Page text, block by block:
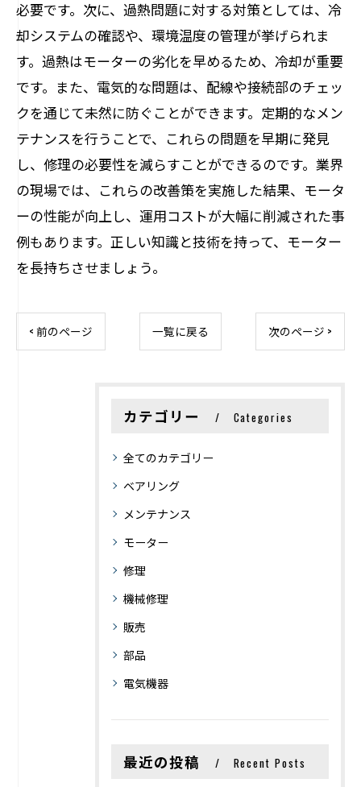
必要です。次に、過熱問題に対する対策としては、冷
却システムの確認や、環境温度の管理が挙げられま
す。過熱はモーターの劣化を早めるため、冷却が重要
です。また、電気的な問題は、配線や接続部のチェッ
クを通じて未然に防ぐことができます。定期的なメン
テナンスを行うことで、これらの問題を早期に発見
し、修理の必要性を減らすことができるのです。業界
の現場では、これらの改善策を実施した結果、モータ
ーの性能が向上し、運用コストが大幅に削減された事
例もあります。正しい知識と技術を持って、モーター
を長持ちさせましょう。
< 前のページ 一覧に戻る 次のページ >
カテゴリー Categories
全てのカテゴリー
ベアリング
メンテナンス
モーター
修理
機械修理
販売
部品
電気機器
最近の投稿 Recent Posts